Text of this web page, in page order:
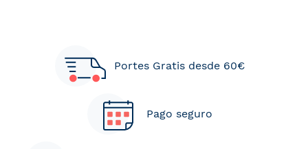
Portes Gratis desde 60€
Pago seguro